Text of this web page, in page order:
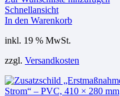
Schnellansicht
In den Warenkorb
inkl. 19 % MwSt.
zzgl. Versandkosten